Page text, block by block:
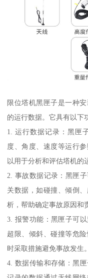
限位塔机黑匣子是一种
的运行数据。它具有以下
1. 运行数据记录：黑匣
度、角度、速度等运行
以用于分析和评估塔机的
2. 事故数据记录：黑匣
关数据，如碰撞、倾倒
析，帮助确定事故原因和
3. 报警功能：黑匣子可
超限、倾斜、碰撞等危
时采取措施避免事故发生。
4. 数据传输和存储：黑